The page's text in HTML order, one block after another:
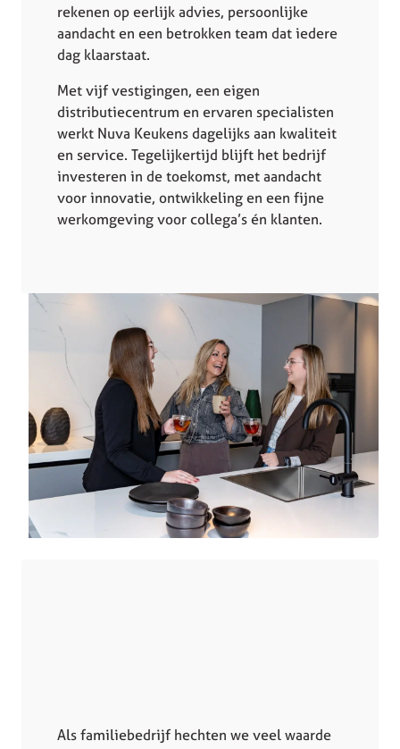
rekenen op eerlijk advies, persoonlijke
aandacht en een betrokken team dat iedere
dag klaarstaat.
Met vijf vestigingen, een eigen
distributiecentrum en ervaren specialisten
werkt Nuva Keukens dagelijks aan kwaliteit
en service. Tegelijkertijd blijft het bedrijf
investeren in de toekomst, met aandacht
voor innovatie, ontwikkeling en een fijne
werkomgeving voor collega’s én klanten.
Als familiebedrijf hechten we veel waarde